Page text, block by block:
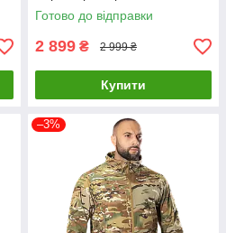
Готово до відправки
2 899 ₴ 2 999 ₴
Купити
–3%